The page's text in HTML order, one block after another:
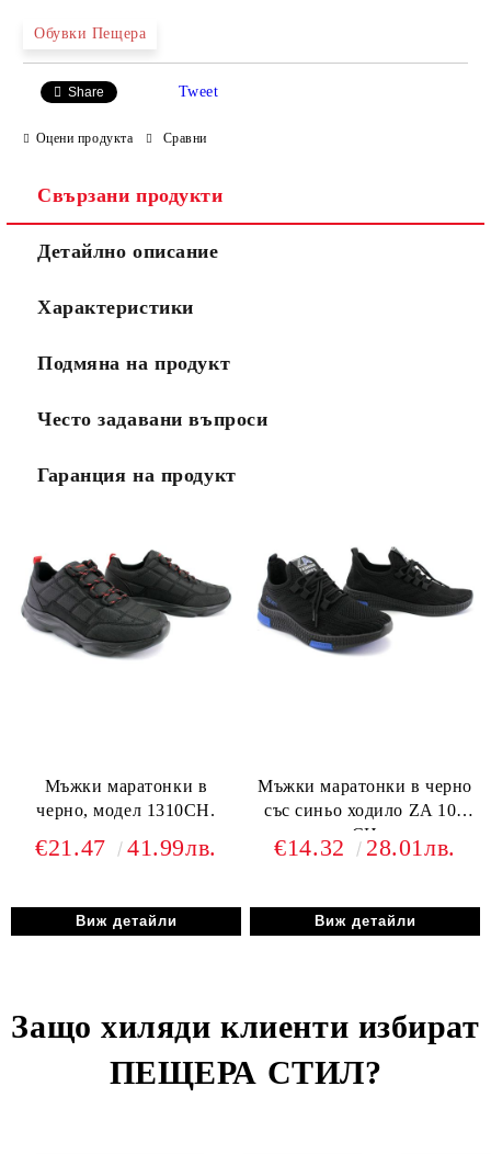
Ние ще се свържем с вас в рамките на работния ден.
Обувки Пещера
Share Tweet
Оцени продукта Сравни
Свързани продукти
Детайлно описание
Характеристики
Подмяна на продукт
Често задавани въпроси
Гаранция на продукт
Мъжки маратонки в
черно, модел 1310CH.
€21.47 41.99лв.
Виж детайли
Мъжки маратонки в черно
със синьо ходило ZA 101
CH
€14.32 28.01лв.
Виж детайли
Защо хиляди клиенти избират
ПЕЩЕРА СТИЛ?